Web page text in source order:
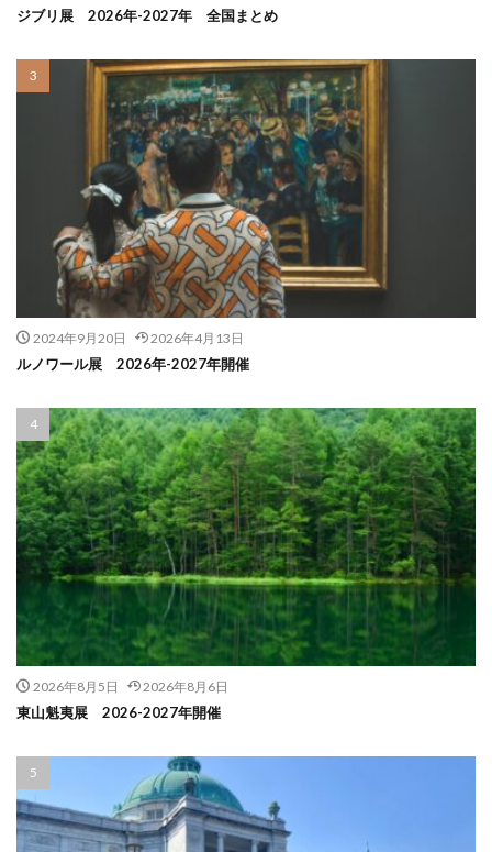
ジブリ展 2026年-2027年 全国まとめ
2024年9月20日 2026年4月13日
ルノワール展 2026年-2027年開催
2026年8月5日 2026年8月6日
東山魁夷展 2026-2027年開催